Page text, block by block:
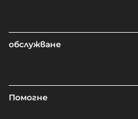
обслужване
Помогне